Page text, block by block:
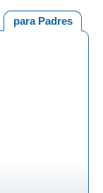
para Padres